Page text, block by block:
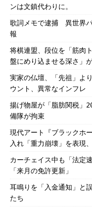
ンは文鎮代わりに。
歌詞メモで逮捕 異世界
報
将棋連盟、段位を「筋肉
盤にめり込ませる深さ」
実家の仏壇、「先祖」よ
ウント、異常なインフレ
揚げ物屋が「脂肪関税」
備隊が拘束
現代アート『ブラックホ
入れ「重力崩壊」を表現
カーチェイス中も「法定
「来月の免許更新」
耳鳴りを「入金通知」と
たち